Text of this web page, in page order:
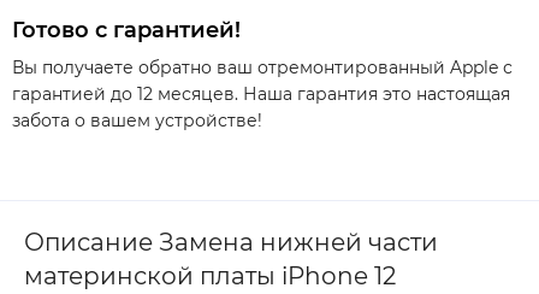
Готово с гарантией!
Вы получаете обратно ваш отремонтированный Apple с
гарантией до 12 месяцев. Наша гарантия это настоящая
забота о вашем устройстве!
Описание Замена нижней части
материнской платы iPhone 12